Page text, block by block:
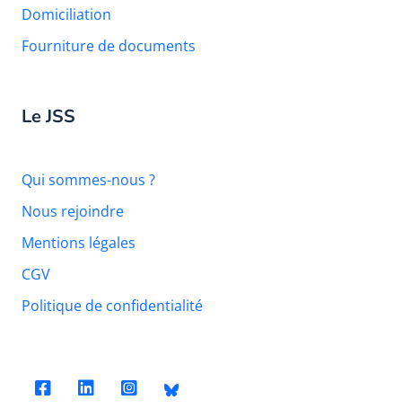
Domiciliation
Fourniture de documents
Le JSS
Qui sommes-nous ?
Nous rejoindre
Mentions légales
CGV
Politique de confidentialité